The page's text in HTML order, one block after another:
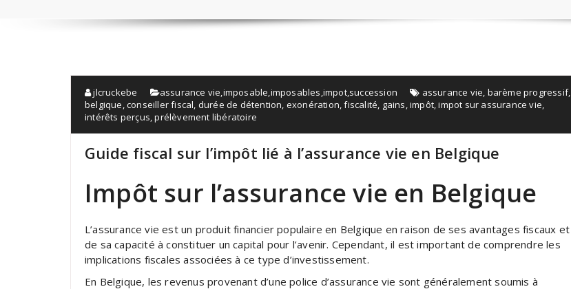
jlcruckebe assurance vie,imposable,imposables,impot,succession assurance vie, barème progressif,
belgique,conseiller fiscal, durée de détention, exonération,fiscalité, gains,impôt,impot sur assurance vie,
intérêts perçus,prélèvement libératoire
Guide fiscal sur l’impôt lié à l’assurance vie en Belgique
Impôt sur l’assurance vie en Belgique
L’assurance vie est un produit financier populaire en Belgique en raison de ses avantages fiscaux et
de sa capacité à constituer un capital pour l’avenir. Cependant, il est important de comprendre les
implications fiscales associées à ce type d’investissement.
En Belgique, les revenus provenant d’une police d’assurance vie sont généralement soumis à